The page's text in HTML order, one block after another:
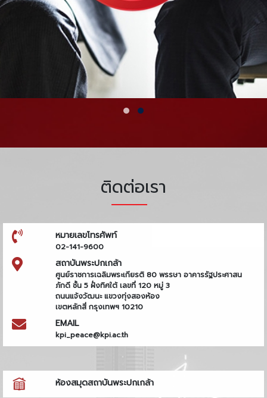
ติดต่อเรา
หมายเลขโทรศัพท์
02-141-9600
สถาบันพระปกเกล้า
ศูนย์ราชการเฉลิมพระเกียรติ 80 พรรษา อาคารรัฐประศาสน
ภักดี ชั้น 5 ฝั่งทิศใต้ เลขที่ 120 หมู่ 3
ถนนแจ้งวัฒนะ แขวงทุ่งสองห้อง
เขตหลักสี่ กรุงเทพฯ 10210
EMAIL
kpi_peace@kpi.ac.th
ห้องสมุดสถาบันพระปกเกล้า